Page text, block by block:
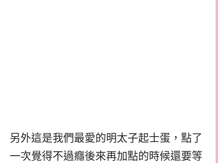
另外這是我們最愛的明太子起士蛋，點了
一次覺得不過癮後來再加點的時候還要等